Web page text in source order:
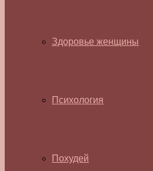
Здоровье женщины
Психология
Похудей